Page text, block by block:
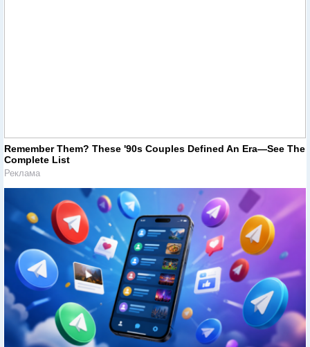
Remember Them? These '90s Couples Defined An Era—See The
Complete List
Реклама